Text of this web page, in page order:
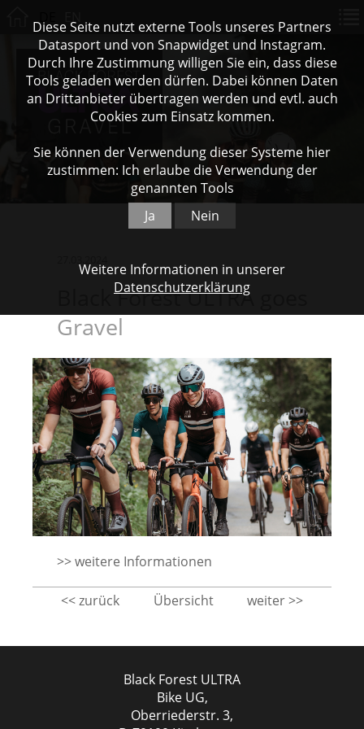
Black Forest ULTRA goes
Gravel
>> weitere Informationen
<< zurück weiter >>
Übersicht
Black Forest ULTRA
Bike UG,
Oberriederstr. 3,
Diese Seite nutzt externe Tools unseres Partners
Datasport und von Snapwidget und Instagram.
Durch Ihre Zustimmung willigen Sie ein, dass diese
Tools geladen werden dürfen. Dabei können Daten
an Drittanbieter übertragen werden und evtl. auch
Cookies zum Einsatz kommen.
Sie können der Verwendung dieser Systeme hier
zustimmen: Ich erlaube die Verwendung der
genannten Tools
Ja
Nein
Weitere Informationen in unserer
Datenschutzerklärung